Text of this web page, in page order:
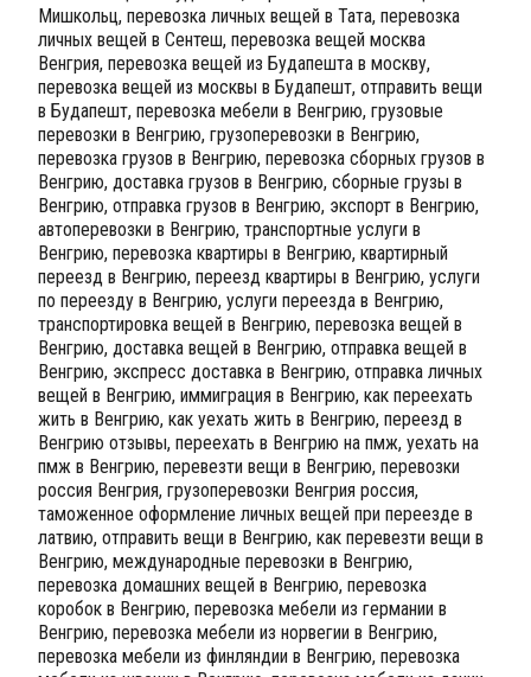
Мишкольц, перевозка личных вещей в Тата, перевозка
личных вещей в Сентеш, перевозка вещей москва
Венгрия, перевозка вещей из Будапешта в москву,
перевозка вещей из москвы в Будапешт, отправить вещи
в Будапешт, перевозка мебели в Венгрию, грузовые
перевозки в Венгрию, грузоперевозки в Венгрию,
перевозка грузов в Венгрию, перевозка сборных грузов в
Венгрию, доставка грузов в Венгрию, сборные грузы в
Венгрию, отправка грузов в Венгрию, экспорт в Венгрию,
автоперевозки в Венгрию, транспортные услуги в
Венгрию, перевозка квартиры в Венгрию, квартирный
переезд в Венгрию, переезд квартиры в Венгрию, услуги
по переезду в Венгрию, услуги переезда в Венгрию,
транспортировка вещей в Венгрию, перевозка вещей в
Венгрию, доставка вещей в Венгрию, отправка вещей в
Венгрию, экспресс доставка в Венгрию, отправка личных
вещей в Венгрию, иммиграция в Венгрию, как переехать
жить в Венгрию, как уехать жить в Венгрию, переезд в
Венгрию отзывы, переехать в Венгрию на пмж, уехать на
пмж в Венгрию, перевезти вещи в Венгрию, перевозки
россия Венгрия, грузоперевозки Венгрия россия,
таможенное оформление личных вещей при переезде в
латвию, отправить вещи в Венгрию, как перевезти вещи в
Венгрию, международные перевозки в Венгрию,
перевозка домашних вещей в Венгрию, перевозка
коробок в Венгрию, перевозка мебели из германии в
Венгрию, перевозка мебели из норвегии в Венгрию,
перевозка мебели из финляндии в Венгрию, перевозка